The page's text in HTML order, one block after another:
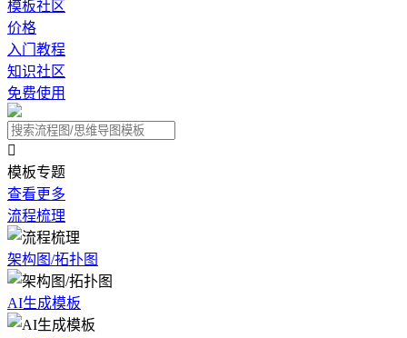
模板社区
价格
入门教程
知识社区
免费使用

模板专题
查看更多
流程梳理
架构图/拓扑图
AI生成模板